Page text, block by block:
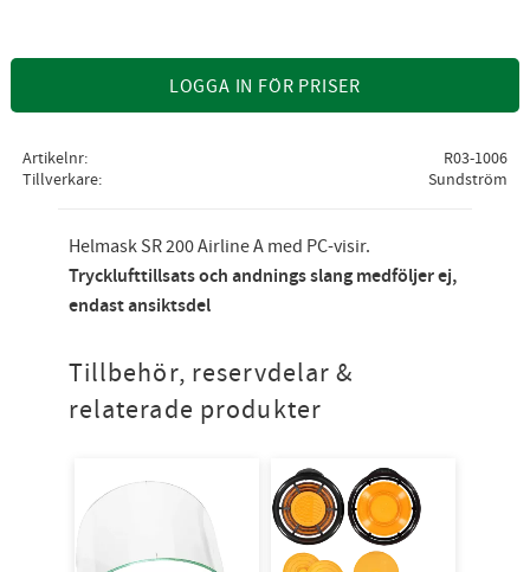
LOGGA IN FÖR PRISER
Artikelnr
R03-1006
Tillverkare
Sundström
Helmask SR 200 Airline A med PC-visir.
Trycklufttillsatsoch andnings slang medföljer ej,
endast ansiktsdel
Tillbehör, reservdelar &
relaterade produkter